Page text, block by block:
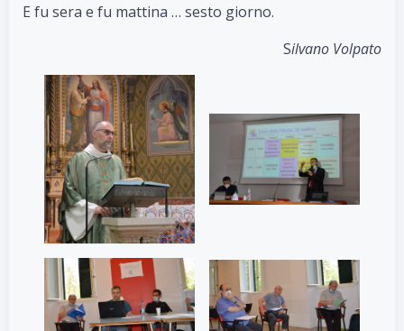
E fu sera e fu mattina … sesto giorno.
Silvano Volpato